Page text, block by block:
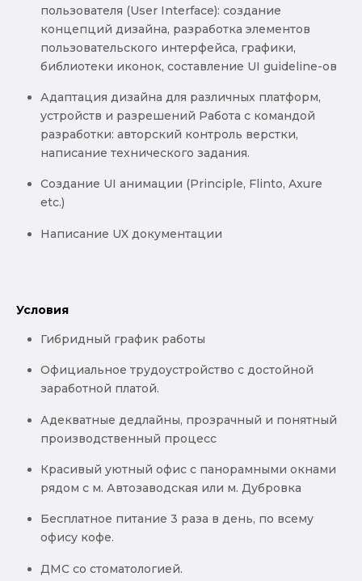
пользователя (User Interface): создание
концепций дизайна, разработка элементов
пользовательского интерфейса, графики,
библиотеки иконок, составление UI guideline-ов
Адаптация дизайна для различных платформ,
устройств и разрешений Работа с командой
разработки: авторский контроль верстки,
написание технического задания.
Создание UI анимации (Principle, Flinto, Axure
etc.)
Написание UX документации
Условия
Гибридный график работы
Официальное трудоустройство с достойной
заработной платой.
Адекватные дедлайны, прозрачный и понятный
производственный процесс
Красивый уютный офис с панорамными окнами
рядом с м. Автозаводская или м. Дубровка
Бесплатное питание 3 раза в день, по всему
офису кофе.
ДМС со стоматологией.